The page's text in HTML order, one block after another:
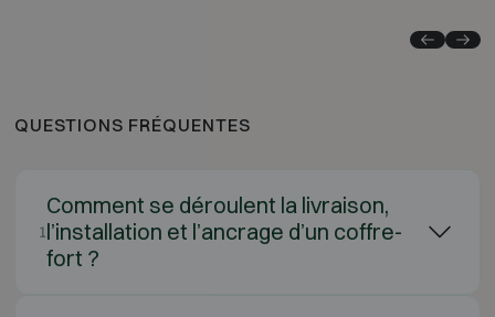
QUESTIONS FRÉQUENTES
1
Comment se déroulent la livraison,
l’installation et l’ancrage d’un coffre-
fort ?